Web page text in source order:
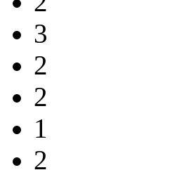
3
2
2
1
2